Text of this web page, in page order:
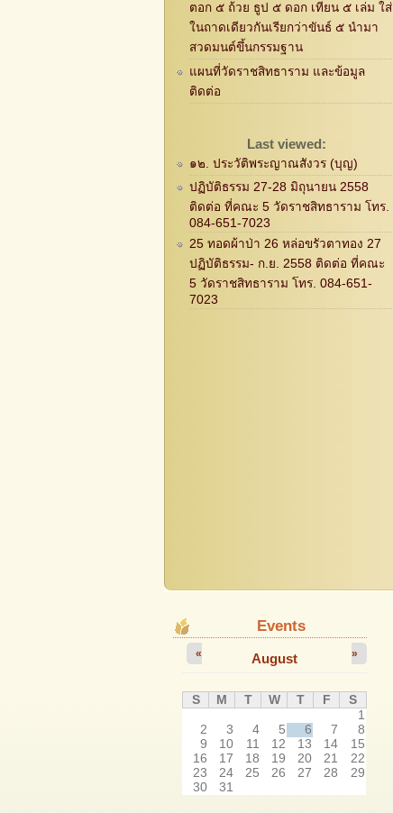
ตอก ๕ ถ้วย ธูป ๕ ดอก เทียน ๕ เล่ม ใส่
ในถาดเดียวกันเรียกว่าขันธ์ ๕ นำมา
สวดมนต์ขึ้นกรรมฐาน
แผนที่วัดราชสิทธาราม และข้อมูล
ติดต่อ
Last viewed:
๑๒. ประวัติพระญาณสังวร (บุญ)
ปฏิบัติธรรม 27-28 มิถุนายน 2558
ติดต่อ ที่คณะ 5 วัดราชสิทธาราม โทร.
084-651-7023
25 ทอดผ้าป่า 26 หล่อขรัวตาทอง 27
ปฏิบัติธรรม- ก.ย. 2558 ติดต่อ ที่คณะ
5 วัดราชสิทธาราม โทร. 084-651-
7023
Events
August
« »
S M T W T F
S
1
2
3 4 5 6 7
8
9
10 11 12 13 14
15
16
17 18 19 20 21
22
23
24 25 26 27 28
29
30
31